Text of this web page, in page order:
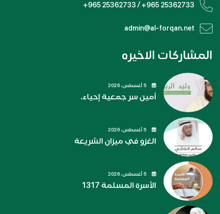
+965 25362733 / +965 25362733
admin@al-forqan.net
المشاركات الاخيره
أمين سر جمعية إحياء.
الغزو في ميزان الشريعة
الأسرة المسلمة 1317